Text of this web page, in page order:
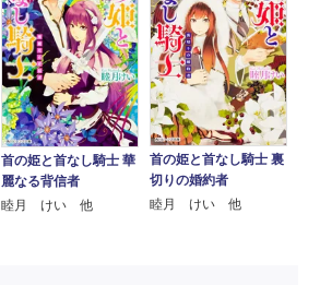
首の姫と首なし騎士 華
麗なる背信者
睦月 けい 他
首の姫と首なし騎士 裏
切りの婚約者
睦月 けい 他